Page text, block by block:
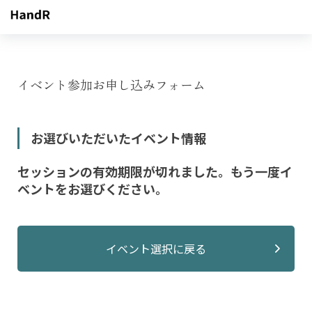
イベント参加お申し込みフォーム
お選びいただいたイベント情報
セッションの有効期限が切れました。もう一度イ
ベントをお選びください。
イベント選択に戻る